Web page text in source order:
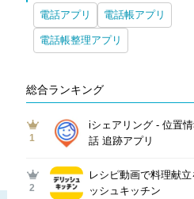
電話アプリ
電話帳アプリ
電話帳整理アプリ
総合ランキング
1
iシェアリング - 位置
話 追跡アプリ
2
レシピ動画で料理献
ッシュキッチン